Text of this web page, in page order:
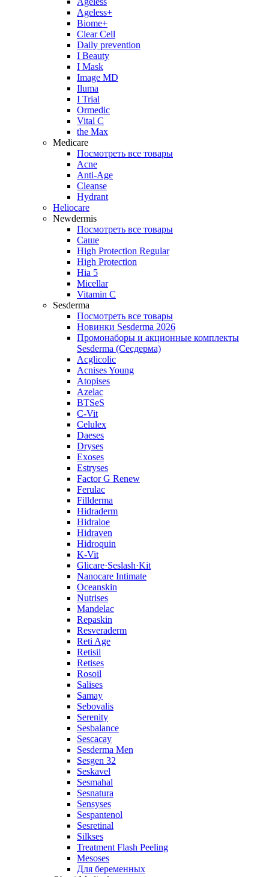
Ageless+
Biome+
Clear Cell
Daily prevention
I Beauty
I Mask
Image MD
Iluma
I Trial
Ormedic
Vital C
the Max
Medicare
Посмотреть все товары
Acne
Anti‑Age
Cleanse
Hydrant
Heliocare
Newdermis
Посмотреть все товары
Саше
High Protection Regular
High Protection
Hia 5
Micellar
Vitamin C
Sesderma
Посмотреть все товары
Новинки Sesderma 2026
Промонаборы и акционные комплекты
Sesderma (Сесдерма)
Acglicolic
Acnises Young
Atopises
Azelac
BTSeS
C‑Vit
Celulex
Daeses
Dryses
Exoses
Estryses
Factor G Renew
Ferulac
Fillderma
Hidraderm
Hidraloe
Hidraven
Hidroquin
K-Vit
Glicare·Seslash·Kit
Nanocare Intimate
Oceanskin
Nutrises
Mandelac
Repaskin
Resveraderm
Reti Age
Retisil
Retises
Rosoil
Salises
Samay
Sebovalis
Serenity
Sesbalance
Sescacay
Sesderma Men
Sesgen 32
Seskavel
Sesmahal
Sesnatura
Sensyses
Sespantenol
Sesretinal
Silkses
Treatment Flash Peeling
Mesoses
Для беременных